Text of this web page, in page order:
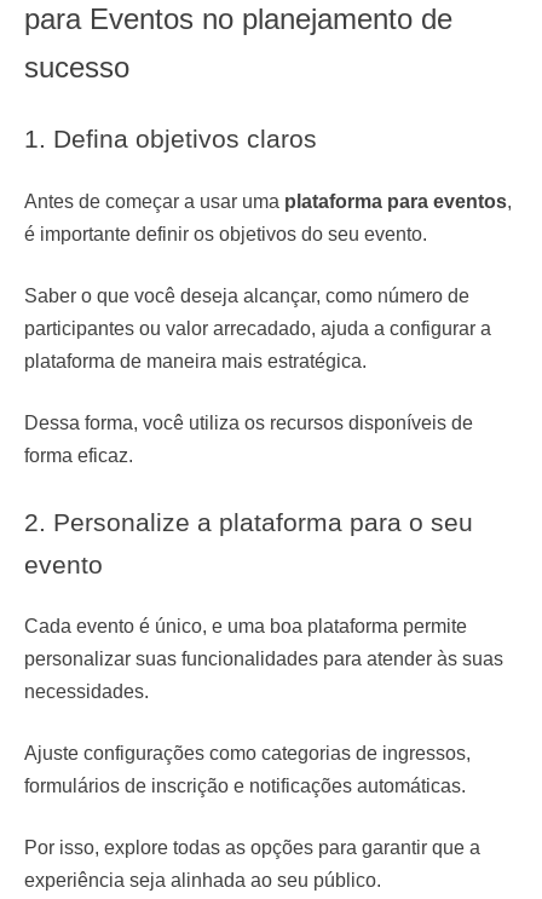
para Eventos no planejamento de
sucesso
1. Defina objetivos claros
Antes de começar a usar uma plataforma para eventos,
é importante definir os objetivos do seu evento.
Saber o que você deseja alcançar, como número de
participantes ou valor arrecadado, ajuda a configurar a
plataforma de maneira mais estratégica.
Dessa forma, você utiliza os recursos disponíveis de
forma eficaz.
2. Personalize a plataforma para o seu
evento
Cada evento é único, e uma boa plataforma permite
personalizar suas funcionalidades para atender às suas
necessidades.
Ajuste configurações como categorias de ingressos,
formulários de inscrição e notificações automáticas.
Por isso, explore todas as opções para garantir que a
experiência seja alinhada ao seu público.